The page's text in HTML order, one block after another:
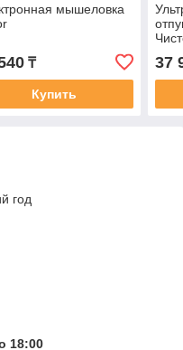
мышеловка
₸
Купить
37
год
18:00